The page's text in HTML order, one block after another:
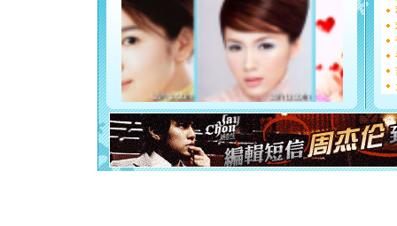
如意,快
[元旦]
看
断电。
你是我
[元旦]
如
起；二
离。水
[元旦]当
泣，这痛
卖了。水
[春节]风
颜！冬去